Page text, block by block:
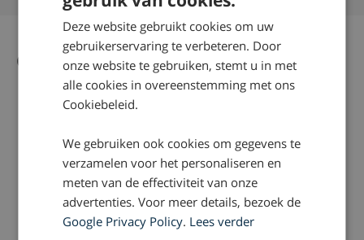
Gerelateerd nieuws Alle nieuws artikelen
Deze website gebruikt cookies om uw
gebruikerservaring te verbeteren. Door
onze website te gebruiken, stemt u in met
alle cookies in overeenstemming met ons
Cookiebeleid.
We gebruiken ook cookies om gegevens te
verzamelen voor het personaliseren en
meten van de effectiviteit van onze
advertenties. Voor meer details, bezoek de
Google Privacy Policy. Lees verder